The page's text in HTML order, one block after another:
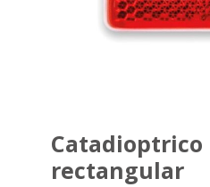
Catadioptrico
rectangular